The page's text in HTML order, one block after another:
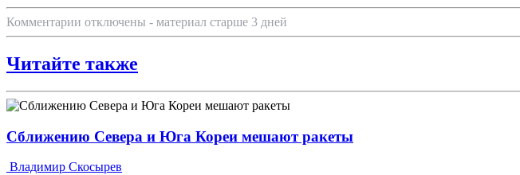
Комментарии отключены - материал старше 3 дней
Читайте также
Сближению Севера и Юга Кореи мешают ракеты
Владимир Скосырев